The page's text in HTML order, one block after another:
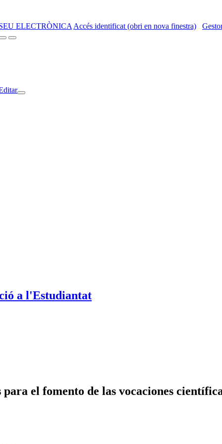
ELECTRÒNICA Accés identificat (obri en nova finestra)
a l'Estudiantat
el fomento de las vocaciones